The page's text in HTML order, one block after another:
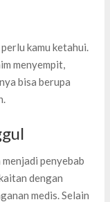
kamu ketahui.
menyempit,
bisa berupa
penyebab
dengan
medis. Selain